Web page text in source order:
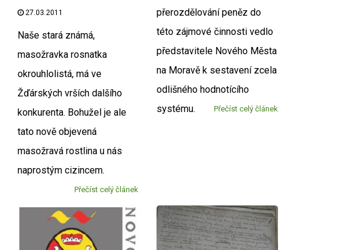
27.03.2011
Naše stará známá,
masožravka rosnatka
okrouhlolistá, má ve
Žďárských vrších dalšího
konkurenta. Bohužel je ale
tato nově objevená
masožravá rostlina u nás
naprostým cizincem.
Přečíst celý článek
přerozdělování peněz do
této zájmové činnosti vedlo
představitele Nového Města
na Moravě k sestavení zcela
odlišného hodnotícího
systému.
Přečíst celý článek